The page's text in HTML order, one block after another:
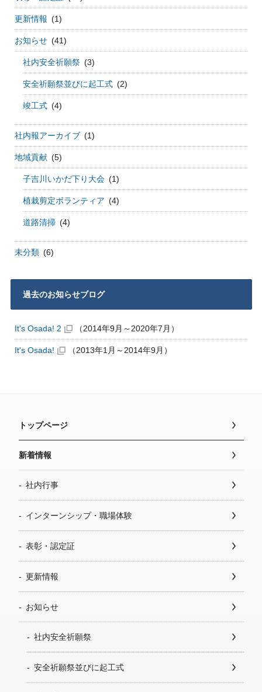
更新情報 (1)
お知らせ (41)
社内安全祈願祭 (3)
安全祈願祭並びに起工式 (2)
竣工式 (4)
社内報アーカイブ (1)
地域貢献 (5)
子吉川いかだ下り大会 (1)
植栽剪定ボランティア (4)
道路清掃 (4)
未分類 (6)
過去のお知らせブログ
It's Osada! 2 （2014年9月～2020年7月）
It's Osada! （2013年1月～2014年9月）
トップページ
新着情報
社内行事
インターンシップ・職場体験
表彰・認定証
更新情報
お知らせ
社内安全祈願祭
安全祈願祭並びに起工式